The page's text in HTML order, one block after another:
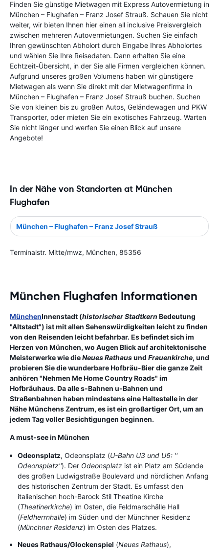
Finden Sie günstige Mietwagen mit Express Autovermietung in
München – Flughafen – Franz Josef Strauß. Schauen Sie nicht
weiter, wir bieten Ihnen hier einen all inclusive Preisvergleich
zwischen mehreren Autovermietungen. Suchen Sie einfach
Ihren gewünschten Abholort durch Eingabe Ihres Abholortes
und wählen Sie Ihre Reisedaten. Dann erhalten Sie eine
Echtzeit-Übersicht, in der Sie alle Firmen vergleichen können.
Aufgrund unseres großen Volumens haben wir günstigere
Mietwagen als wenn Sie direkt mit der Mietwagenfirma in
München – Flughafen – Franz Josef Strauß buchen. Suchen
Sie von kleinen bis zu großen Autos, Geländewagen und PKW
Transporter, oder mieten Sie ein exotisches Fahrzeug. Warten
Sie nicht länger und werfen Sie einen Blick auf unsere
Angebote!
In der Nähe von Standorten at München
Flughafen
München – Flughafen – Franz Josef Strauß
Terminalstr. Mitte/mwz, München, 85356
München Flughafen Informationen
MünchenInnenstadt (historischer Stadtkern Bedeutung
"Altstadt") ist mit allen Sehenswürdigkeiten leicht zu finden
von den Reisenden leicht befahrbar. Es befindet sich im
Herzen von München, wo Augen Blick auf architektonische
Meisterwerke wie dieNeues Rathausund Frauenkirche, und
probieren Sie die wunderbare Hofbräu-Bier die ganze Zeit
anhören "Nehmen Me Home Country Roads" im
Hofbräuhaus. Da alle s-Bahnen u-Bahnen und
Straßenbahnen haben mindestens eine Haltestelle in der
Nähe Münchens Zentrum, es ist ein großartiger Ort, um an
jedem Tag voller Besichtigungen beginnen.
A must-see in München
Odeonsplatz, Odeonsplatz (U-Bahn U3 und U6: ''
Odeonsplatz''). Der Odeonsplatz ist ein Platz am Südende
des großen Ludwigstraße Boulevard und nördlichen Anfang
des historischen Zentrum der Stadt. Es umfasst den
italienischen hoch-Barock Stil Theatine Kirche
(Theatinerkirche) im Osten, die Feldmarschälle Hall
(Feldherrnhalle) im Süden und der Münchner Residenz
(Münchner Residenz) im Osten des Platzes.
Neues Rathaus/Glockenspiel (Neues Rathaus),